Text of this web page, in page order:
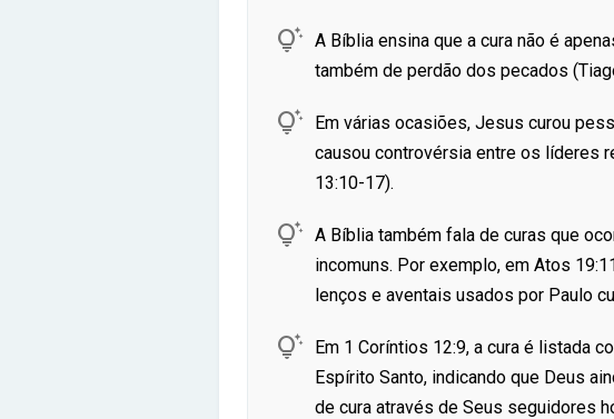
 A Bíblia ensina que a cura não é
também de perdão dos pecados

Em várias ocasiões, Jesus curou
causou controvérsia entre os líderes
13:10-17).
 A Bíblia também fala de curas que
incomuns. Por exemplo, em Atos
lenços e aventais usados por Paulo

Em 1 Coríntios 12:9, a cura é listada
Espírito Santo, indicando que Deus
de cura através de Seus seguidores